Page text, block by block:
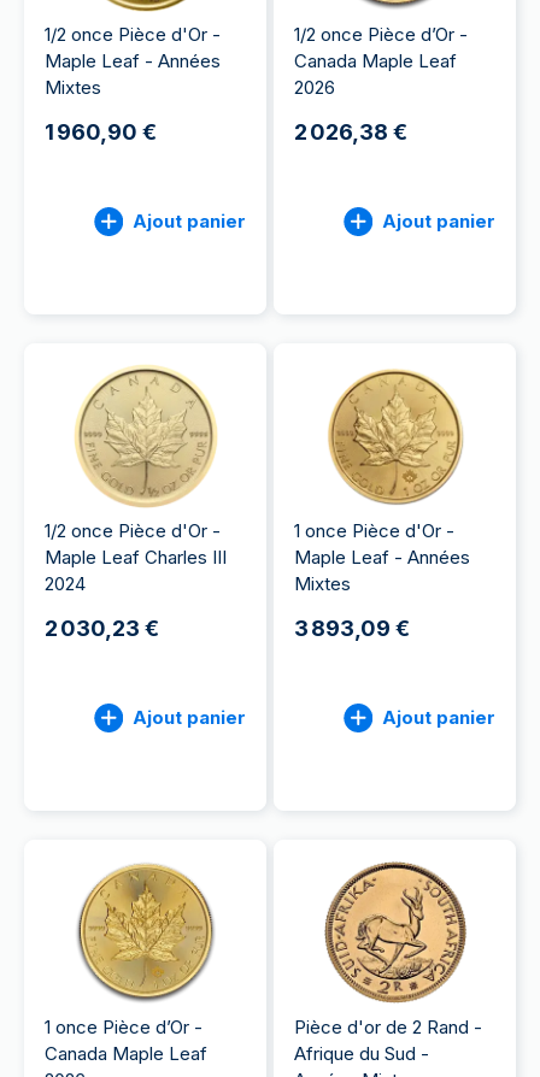
1/2 once Pièce d'Or -
Maple Leaf - Années
Mixtes
1 960,90 €
Ajout panier
1/2 once Pièce d’Or -
Canada Maple Leaf
2026
2 026,38 €
Ajout panier
1/2 once Pièce d'Or -
Maple Leaf Charles III
2024
2 030,23 €
Ajout panier
1 once Pièce d'Or -
Maple Leaf - Années
Mixtes
3 893,09 €
Ajout panier
1 once Pièce d’Or -
Canada Maple Leaf
Pièce d'or de 2 Rand -
Afrique du Sud -